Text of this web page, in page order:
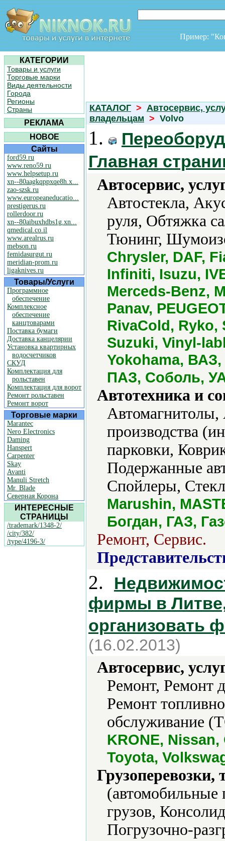
Пример:
КАТЕГОРИИ
Товары и услуги
Торговые марки
Виды деятельности
Города
Регионы
Страны
РЕКЛАМА
НОВОЕ
Сайты
ford59.ru
www.reno59.ru
www.helpsetup.ru
xn--80aagkqppxqe8h.x...
zao-szsk.ru
www.europeaneducatio...
prestigerus.ru
rollerdoor.ru
xn--80aibuxhdbs1g.xn...
qmedical.co.il
www.arealrus.ru
mebson.ru
femidasurgut.ru
meridian-prom.ru
ligaknives.ru
Товары/Услуги
Программное
обеспечение
Комплексное
обеспечение
канцтоварами
Поставка бумаги
Доставка канцелярии
Установка квартирных
водосчетчиков
СКУД
Комплектация для
рольставен
Комплектация для ворот
Ремонт рольставен
Ремонт ворот
Торговые марки
Marantec
Nero Electronics
Daming
Hanspert
Carpenter
Skay
Avanti
Manuli Stretch
Mr. Blade
Северная Корона
ИНТЕРЕСНЫЕ
СТРАНИЦЫ
/trademark/1348-2/
/city/382/
/type/4196-3/
КАТАЛОГ > Автосервис,
владельцам > Volvo
1.
Главная
Автосервис,
Автостекла,
руля, Обтяжка
Тюнинг,
Chrysler, DAF,
Infiniti, Isuzu,
Merceds-Benz,
Panav,
RivaCold, Ryko,
Suzuki, Vinyl-
Yokohama,
ПАЗ, Соболь,
Автотехника и
Автомагнитолы,
производства
парковки,
Подержанные
Спойлеры,
Marushin,
Богдан, ГАЗ,
Ремонт, Сервис.
2.
фирмы в
организовать
(16.02.2013)
Автосервис,
Ремонт, Ремонт
Ремонт
обслуживание
KRONE,
Toyota,
(автомобильные
грузов,
Погрузочно-